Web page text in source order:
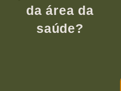
da área da
saúde?